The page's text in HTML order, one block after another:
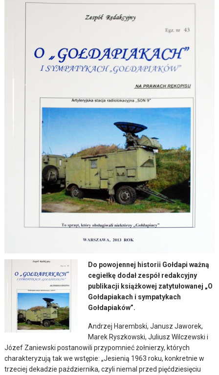
Do powojennej historii Gołdapi ważną
cegiełkę dodał zespół redakcyjny
publikacji książkowej zatytułowanej „O
Gołdapiakach i sympatykach
Gołdapiaków”.
Andrzej Harembski, Janusz Jaworek,
Marek Ryszkowski, Juliusz Wilczewski i
Józef Zaniewski postanowili przypomnieć żołnierzy, których
charakteryzują tak we wstępie: „Jesienią 1963 roku, konkretnie w
trzeciej dekadzie października, czyli niemal przed pięćdziesięciu